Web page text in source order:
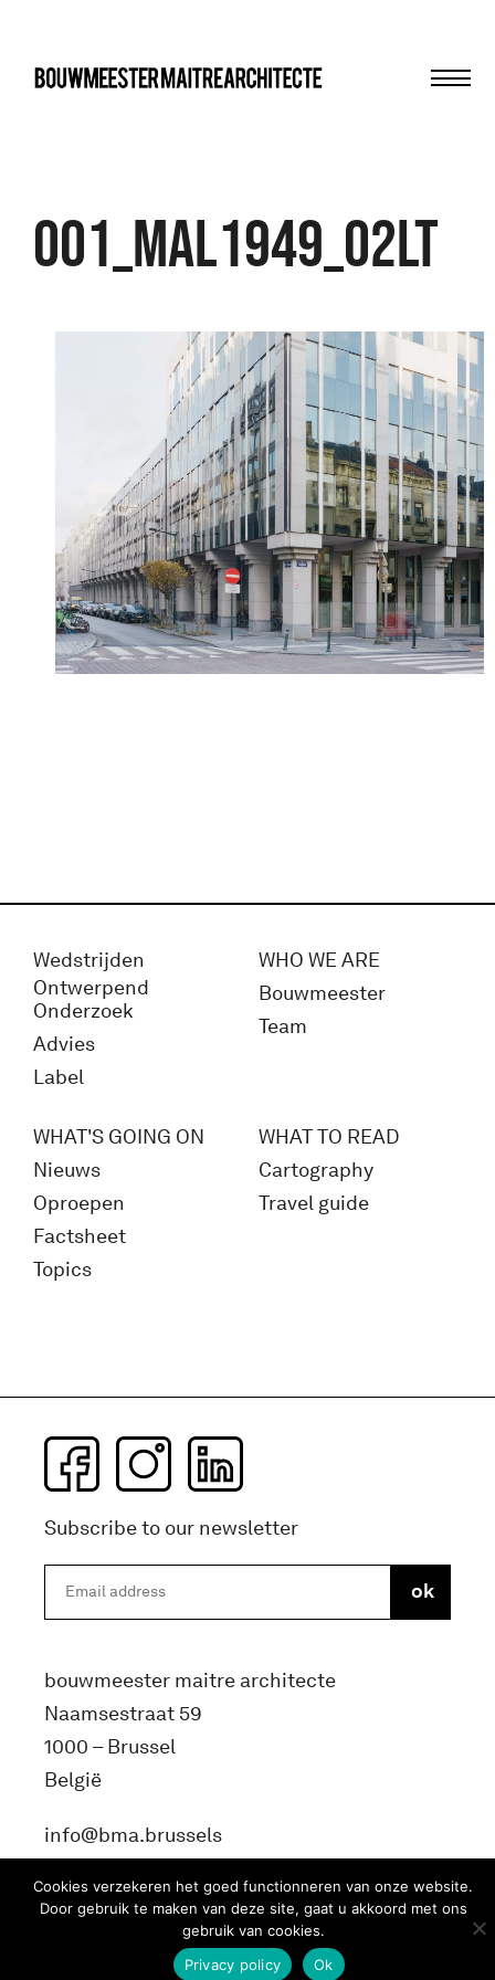
001_MAL1949_02LT
Wedstrijden
Ontwerpend
Onderzoek
Advies
Label
WHO WE ARE
Bouwmeester
Team
WHAT'S GOING ON
Nieuws
Oproepen
Factsheet
Topics
WHAT TO READ
Cartography
Travel guide
Subscribe to our newsletter
bouwmeester maitre architecte
Naamsestraat 59
1000 – Brussel
België
info@bma.brussels
Cookies verzekeren het goed functionneren van onze website.
Door gebruik te maken van deze site, gaat u akkoord met ons
gebruik van cookies.
Ok
Privacy policy